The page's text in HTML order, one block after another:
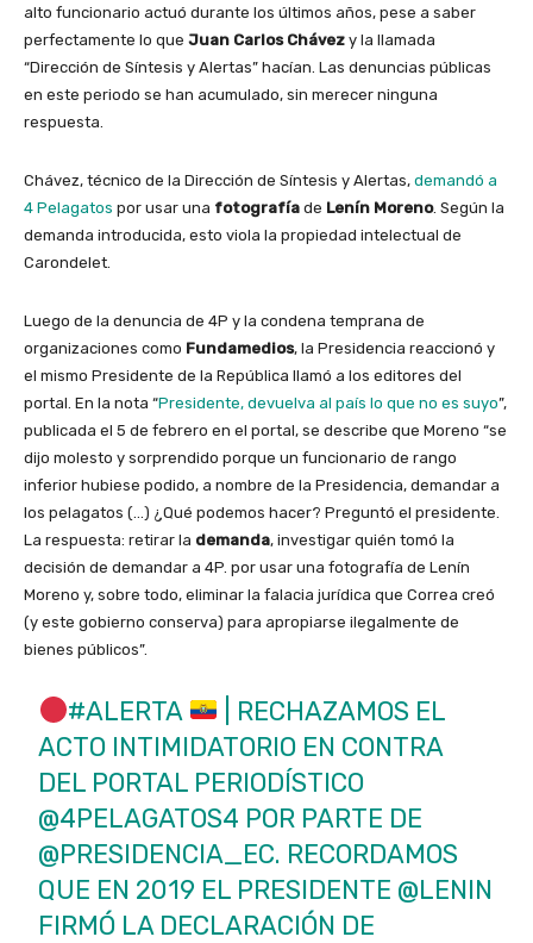
alto funcionario actuó durante los últimos años, pese a saber
perfectamente lo que Juan Carlos Chávez y la llamada
“Dirección de Síntesis y Alertas” hacían. Las denuncias públicas
en este periodo se han acumulado, sin merecer ninguna
respuesta.
Chávez, técnico de la Dirección de Síntesis y Alertas, demandó a
4 Pelagatos por usar una fotografía de Lenín Moreno. Según la
demanda introducida, esto viola la propiedad intelectual de
Carondelet.
Luego de la denuncia de 4P y la condena temprana de
organizaciones como Fundamedios, la Presidencia reaccionó y
el mismo Presidente de la República llamó a los editores del
portal. En la nota “Presidente, devuelva al país lo que no es suyo”,
publicada el 5 de febrero en el portal, se describe que Moreno “se
dijo molesto y sorprendido porque un funcionario de rango
inferior hubiese podido, a nombre de la Presidencia, demandar a
los pelagatos (…) ¿Qué podemos hacer? Preguntó el presidente.
La respuesta: retirar la demanda, investigar quién tomó la
decisión de demandar a 4P. por usar una fotografía de Lenín
Moreno y, sobre todo, eliminar la falacia jurídica que Correa creó
(y este gobierno conserva) para apropiarse ilegalmente de
bienes públicos”.
#ALERTA
| RECHAZAMOS EL
ACTO INTIMIDATORIO EN CONTRA
DEL PORTAL PERIODÍSTICO
@4PELAGATOS4 POR PARTE DE
@PRESIDENCIA_EC. RECORDAMOS
QUE EN 2019 EL PRESIDENTE @LENIN
FIRMÓ LA DECLARACIÓN DE